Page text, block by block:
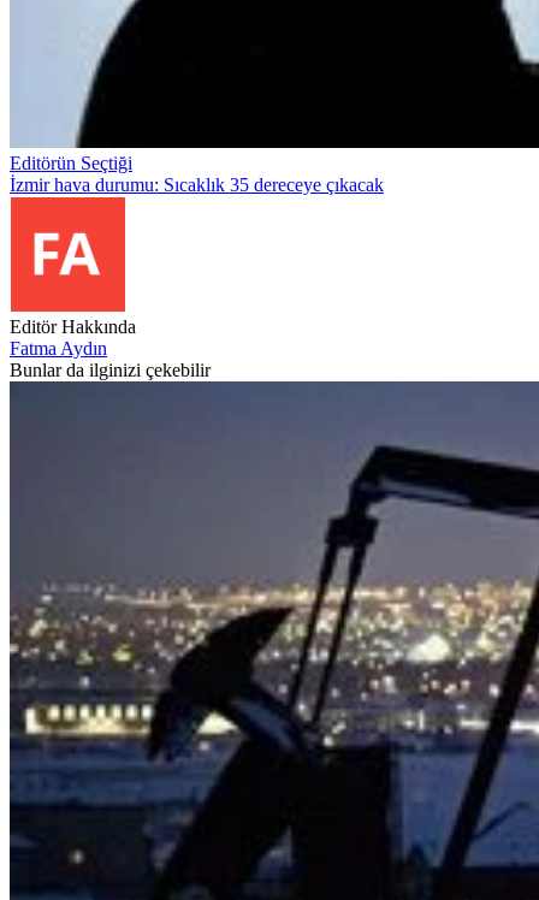
Editörün Seçtiği
İzmir hava durumu: Sıcaklık 35 dereceye çıkacak
Editör Hakkında
Fatma Aydın
Bunlar da ilginizi çekebilir